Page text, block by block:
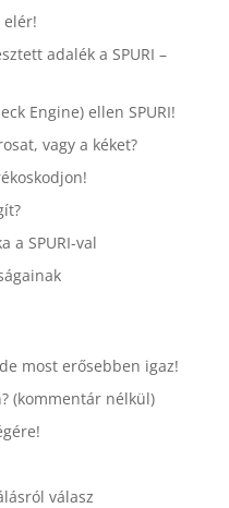
adalék a SPURI –
Engine) ellen SPURI!
vagy a kéket?
a SPURI-val
most erősebben igaz!
(kommentár nélkül)
válasz